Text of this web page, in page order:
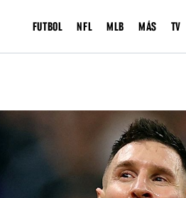
FUTBOL NFL MLB MÁS TV